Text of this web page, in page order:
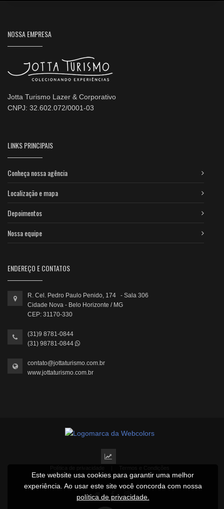
NOSSA EMPRESA
Jotta Turismo Lazer & Corporativo
CNPJ: 32.602.072/0001-03
LINKS PRINCIPAIS
Conheça nossa agência
Localização e mapa
Depoimentos
Nossa equipe
ENDEREÇO E CONTATOS
R. Cel. Pedro Paulo Penido, 174 - Sala 306
Cidade Nova - Belo Horizonte / MG
CEP: 31170-330
(31)9 8781-0844
(31) 98781-0844
contato@jottaturismo.com.br
www.jottaturismo.com.br
2022 © Todos os direitos reservados.
Este website usa cookies para garantir uma melhor
experiência. Ao usar este site você concorda com nossa
política de privacidade.